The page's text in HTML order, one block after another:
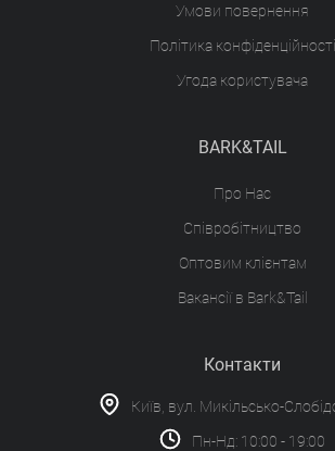
Умови повернення
Політика конфіденційності
Угода користувача
BARK&TAIL
Про Нас
Співробітництво
Оптовим клієнтам
Вакансії в Bark&Tail
Контакти
Київ, вул. Микільсько-
Пн-Нд: 10:00 - 19:00